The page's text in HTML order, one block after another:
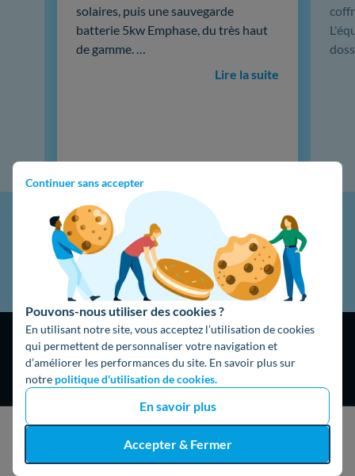
Continuer sans accepter
Pouvons-nous utiliser des cookies ?
En utilisant notre site, vous acceptez l’utilisation de cookies
qui permettent de personnaliser votre navigation et
d’améliorer les performances du site. En savoir plus sur
notre politique d'utilisation de cookies.
En savoir plus
Accepter & Fermer
J'obtiens un devis gratuit
solaires, puis une sauvegarde
batterie 5kw Emphase, du très haut
de gamme. …
Lire la suite
4,9